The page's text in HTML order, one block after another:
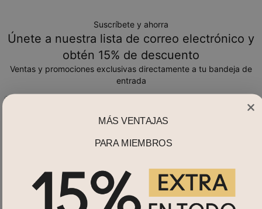
Suscríbete y ahorra
Únete a nuestra lista de correo electrónico y
obtén 15% de descuento
Ventas y promociones exclusivas directamente a tu bandeja de
entrada
Compra por
Collares con nombre
¿Necesitas Ayuda?
MÁS VENTAJAS
PARA MIEMBROS